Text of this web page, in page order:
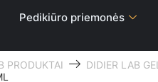
Pedikiūro priemonės
PRODUKTAI DIDIER LAB